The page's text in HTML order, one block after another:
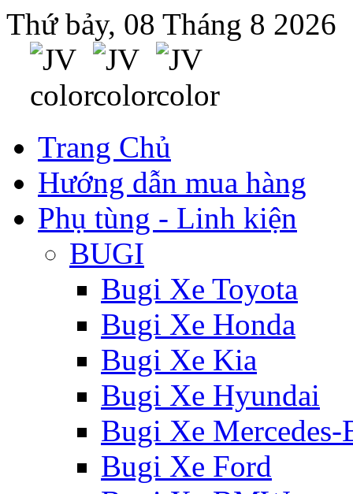
Thứ bảy, 08 Tháng 8 2026
Trang Chủ
Hướng dẫn mua hàng
Phụ tùng - Linh kiện
BUGI
Bugi Xe Toyota
Bugi Xe Honda
Bugi Xe Kia
Bugi Xe Hyundai
Bugi Xe Mercedes-
Bugi Xe Ford